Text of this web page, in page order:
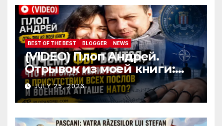
attaches?
BEST OF THE BEST BLOGGER NEWS
(VIDEO) Плоп Андрей.
Отрывок из моей книги:
Почему ФБР боится, что я
пройду полиграф в
присутствии всех послов и
военных атташе НАТО?
JULY 25, 2026